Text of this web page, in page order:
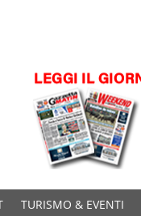
TURISMO & EVENTI